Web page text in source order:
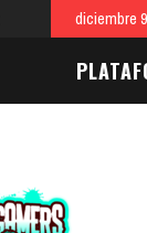
diciembre